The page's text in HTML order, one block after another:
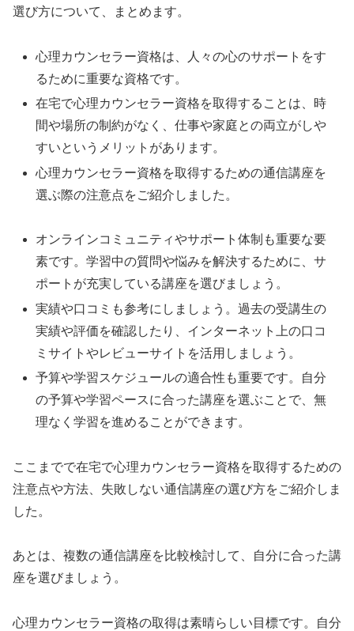
選び方について、まとめます。
心理カウンセラー資格は、人々の心のサポートをす
るために重要な資格です。
在宅で心理カウンセラー資格を取得することは、時
間や場所の制約がなく、仕事や家庭との両立がしや
すいというメリットがあります。
心理カウンセラー資格を取得するための通信講座を
選ぶ際の注意点をご紹介しました。
オンラインコミュニティやサポート体制も重要な要
素です。学習中の質問や悩みを解決するために、サ
ポートが充実している講座を選びましょう。
実績や口コミも参考にしましょう。過去の受講生の
実績や評価を確認したり、インターネット上の口コ
ミサイトやレビューサイトを活用しましょう。
予算や学習スケジュールの適合性も重要です。自分
の予算や学習ペースに合った講座を選ぶことで、無
理なく学習を進めることができます。
ここまでで在宅で心理カウンセラー資格を取得するための
注意点や方法、失敗しない通信講座の選び方をご紹介しま
した。
あとは、複数の通信講座を比較検討して、自分に合った講
座を選びましょう。
心理カウンセラー資格の取得は素晴らしい目標です。自分